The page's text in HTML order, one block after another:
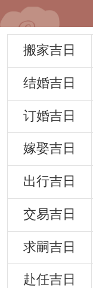
搬家吉日
结婚吉日
订婚吉日
嫁娶吉日
出行吉日
交易吉日
求嗣吉日
赴任吉日